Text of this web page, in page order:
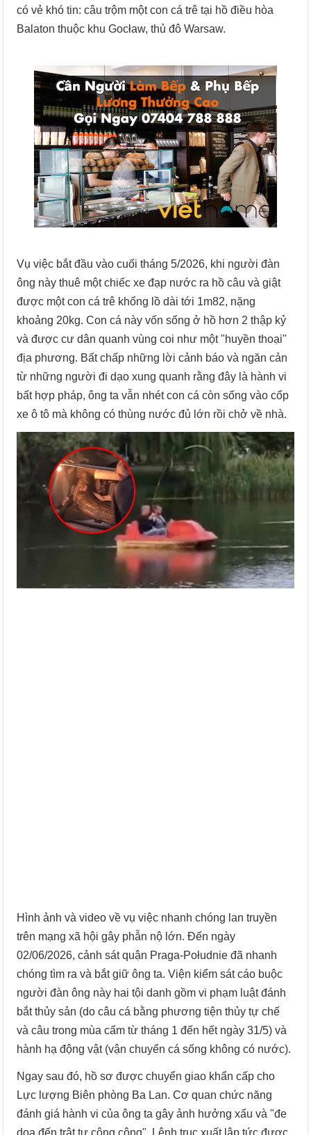
có vẻ khó tin: câu trộm một con cá trê tại hồ điều hòa
Balaton thuộc khu Gocław, thủ đô Warsaw.
Vụ việc bắt đầu vào cuối tháng 5/2026, khi người đàn
ông này thuê một chiếc xe đạp nước ra hồ câu và giật
được một con cá trê khổng lồ dài tới 1m82, nặng
khoảng 20kg. Con cá này vốn sống ở hồ hơn 2 thập kỷ
và được cư dân quanh vùng coi như một "huyền thoại"
địa phương. Bất chấp những lời cảnh báo và ngăn cản
từ những người đi dạo xung quanh rằng đây là hành vi
bất hợp pháp, ông ta vẫn nhét con cá còn sống vào cốp
xe ô tô mà không có thùng nước đủ lớn rồi chở về nhà.
Hình ảnh và video về vụ việc nhanh chóng lan truyền
trên mạng xã hội gây phẫn nộ lớn. Đến ngày
02/06/2026, cảnh sát quận Praga-Południe đã nhanh
chóng tìm ra và bắt giữ ông ta. Viện kiểm sát cáo buộc
người đàn ông này hai tội danh gồm vi phạm luật đánh
bắt thủy sản (do câu cá bằng phương tiện thủy tự chế
và câu trong mùa cấm từ tháng 1 đến hết ngày 31/5) và
hành hạ động vật (vận chuyển cá sống không có nước).
Ngay sau đó, hồ sơ được chuyển giao khẩn cấp cho
Lực lượng Biên phòng Ba Lan. Cơ quan chức năng
đánh giá hành vi của ông ta gây ảnh hưởng xấu và "đe
dọa đến trật tự công cộng". Lệnh trục xuất lập tức được